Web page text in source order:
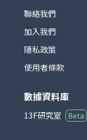
重極高，使其
循環高度連動
融商品（如期
參考標的。整
夠綜合反映台
際與本地投資
聯絡我們
加入我們
隱私政策
使用者條款
數據資料庫
13F研究室 Beta